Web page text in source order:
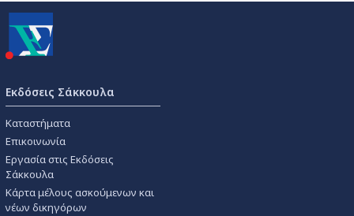
Εκδόσεις Σάκκουλα
Καταστήματα
Επικοινωνία
Εργασία στις Εκδόσεις
Σάκκουλα
Κάρτα μέλους ασκούμενων και
νέων δικηγόρων